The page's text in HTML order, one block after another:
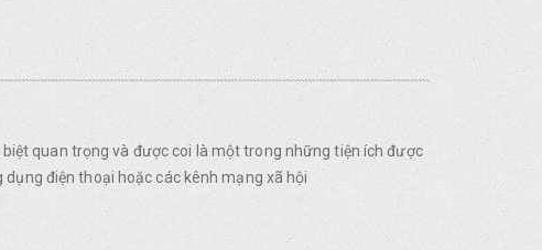
quan trọng và được coi là một trong những tiện ích được
điện thoại hoặc các kênh mạng xã hội